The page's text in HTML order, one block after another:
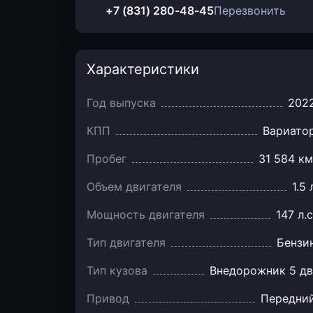
+7 (831) 280-48-45Перезвонить
Характеристики
Год выпуска
КПП
Пробег
31 584
Объем двигателя
1.5
Мощность двигателя
147
Тип двигателя
Тип кузова
Внедорожник 5
Привод